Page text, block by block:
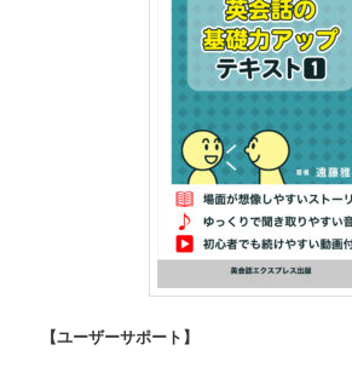
【ユーザーサポート】